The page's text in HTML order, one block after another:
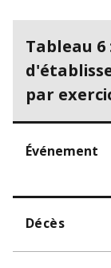
Tableau 6
par
Événement
Décès